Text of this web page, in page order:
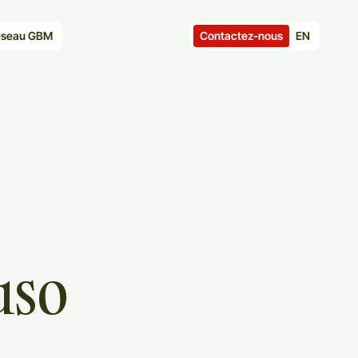
GBM Contactez-nous EN